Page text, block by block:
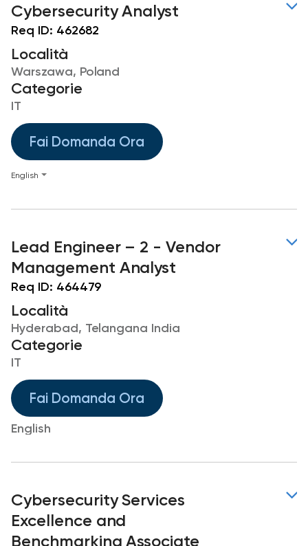
Cybersecurity Analyst
Req ID: 462682
Località
Warszawa, Poland
Categorie
IT
Fai Domanda Ora
English
Lead Engineer – 2 - Vendor
Management Analyst
Req ID: 464479
Località
Hyderabad, Telangana India
Categorie
IT
Fai Domanda Ora
English
Cybersecurity Services
Excellence and
Benchmarking Associate